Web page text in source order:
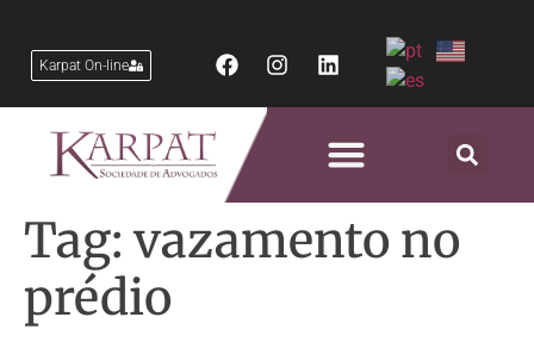
Karpat On-line
Tag: vazamento no
prédio